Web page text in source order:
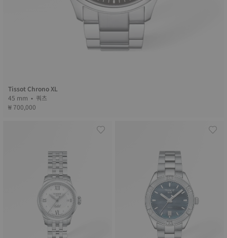
Tissot Chrono XL
45 mm • 쿼츠
₩ 700,000